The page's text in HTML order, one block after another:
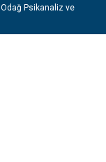
Odağ Psikanaliz ve